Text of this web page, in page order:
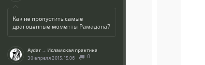
Как не пропустить самые
драгоценные моменты Рамадана?
Aydar → Исламская практика
30 апреля 2015, 15:06
0